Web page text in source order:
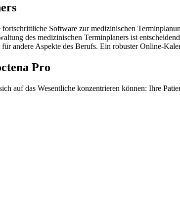
Software zur medizinischen
des medizinischen Terminplaners ist
andere Aspekte des Berufs. Ein robuster Online-
Pro
auf das Wesentliche konzentrieren können: Ihre